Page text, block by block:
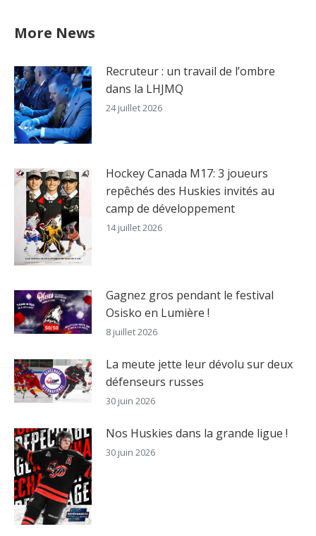
More News
Recruteur : un travail de l’ombre
dans la LHJMQ
24 juillet 2026
Hockey Canada M17: 3 joueurs
repêchés des Huskies invités au
camp de développement
14 juillet 2026
Gagnez gros pendant le festival
Osisko en Lumière !
8 juillet 2026
La meute jette leur dévolu sur deux
défenseurs russes
30 juin 2026
Nos Huskies dans la grande ligue !
30 juin 2026